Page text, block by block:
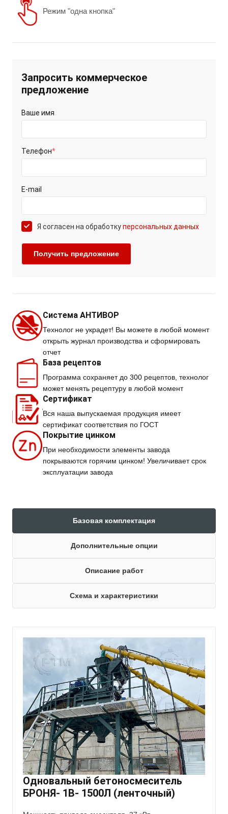
Режим "одна кнопка"
Запросить коммерческое
предложение
Ваше имя
Телефон*
E-mail
Я согласен на обработкуперсональных данных
Система АНТИВОР
Технолог не украдет! Вы можете в любой момент
открыть журнал производства и сформировать
отчет
База рецептов
Программа сохраняет до 300 рецептов, технолог
может менять рецептуру в любой момент
Сертификат
Вся наша выпускаемая продукция имеет
сертификат соответствия по ГОСТ
Покрытие цинком
При необходимости элементы завода
покрываются горячим цинком! Увеличивает срок
эксплуатации завода
Базовая комплектация
Дополнительные опции
Описание работ
Схема и характеристики
Одновальный бетоносмеситель
БРОНЯ- 1В- 1500Л (ленточный)